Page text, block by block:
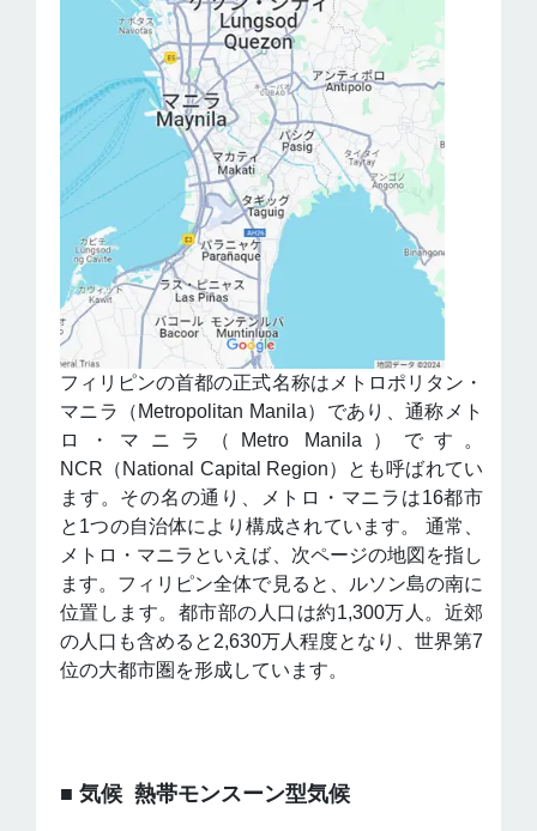
フィリピンの首都の正式名称はメトロポリタン・
マニラ（Metropolitan Manila）であり、通称メト
ロ・マニラ（Metro Manila）です。
NCR（National Capital Region）とも呼ばれてい
ます。その名の通り、メトロ・マニラは16都市
と1つの自治体により構成されています。 通常、
メトロ・マニラといえば、次ページの地図を指し
ます。フィリピン全体で見ると、ルソン島の南に
位置します。都市部の人口は約1,300万人。近郊
の人口も含めると2,630万人程度となり、世界第7
位の大都市圏を形成しています。
■ 気候 熱帯モンスーン型気候